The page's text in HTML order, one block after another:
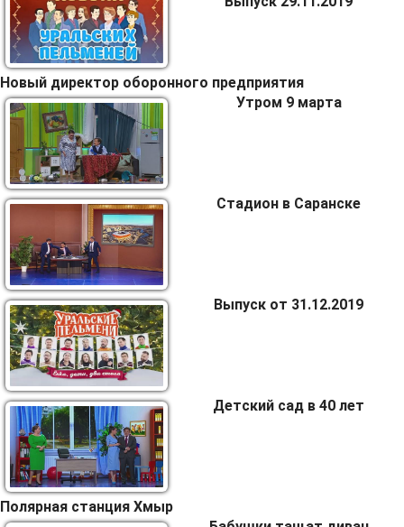
Новый директор оборонного предприятия
Утром 9 марта
Стадион в Саранске
Выпуск от 31.12.2019
Детский сад в 40 лет
Полярная станция Хмыр